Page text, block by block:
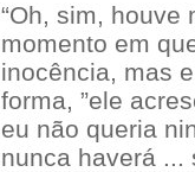
“Oh, sim, houve
momento em
inocência, mas
forma, ”ele
eu não queria
nunca haverá ...